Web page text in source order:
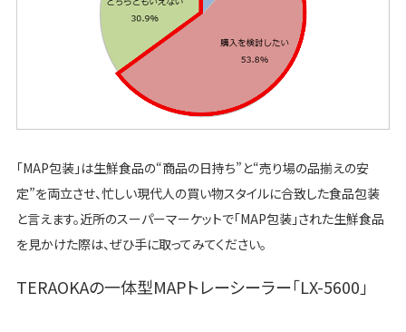
「MAP包装」は生鮮食品の“商品の日持ち”と“売り場の品揃えの安
定”を両立させ、忙しい現代人の買い物スタイルに合致した食品包装
と言えます。近所のスーパーマーケットで「MAP包装」された生鮮食品
を見かけた際は、ぜひ手に取ってみてください。
TERAOKAの一体型MAPトレーシーラー「LX-5600」